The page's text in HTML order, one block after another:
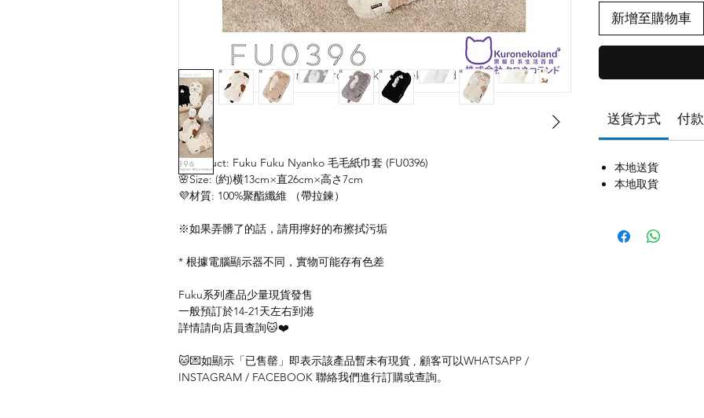
❇️Product: Fuku Fuku Nyanko 毛毛紙巾套 (FU0396)
🌸Size: (約)横13cm×直26cm×高さ7cm
💜材質: 100%聚酯纖維 （帶拉鍊）
※如果弄髒了的話，請用擰好的布擦拭污垢
* 根據電腦顯示器不同，實物可能存有色差
Fuku系列產品少量現貨發售
一般預訂於14-21天左右到港
詳情請向店員查詢🐱❤️
🐱💌如顯示「已售罄」即表示該產品暫未有現貨 , 顧客可以WHATSAPP /
INSTAGRAM / FACEBOOK 聯絡我們進行訂購或查詢。
新增至購物車
送貨方式 付
本地送貨
本地取貨